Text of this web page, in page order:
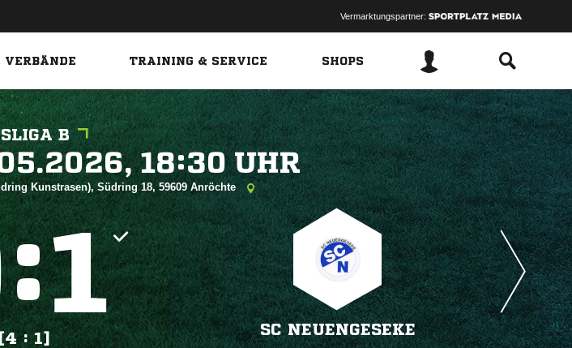
Vermarktungspartner:
VERBÄNDE TRAINING & SERVICE SHOPS
B
  
Kunstrasen), Südring 18, 59609 Anröchte
:
: 1]
SC NEUENGESEKE